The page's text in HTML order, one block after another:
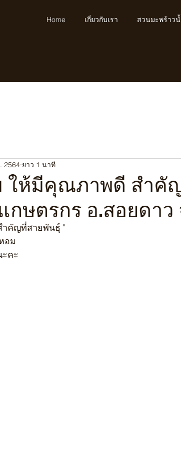
Home เกี่ยวกับเรา สวนมะพร้าว
ให้มีคุณภาพดี สำคั
ษตรกร อ.สอยดาว
2564 ยาว 1 นาที
คัญที่สายพันธุ์ "
อม
คะ